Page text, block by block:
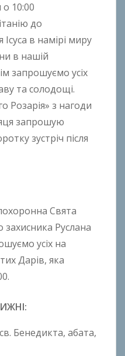
о 10:00
до
в намірі миру
в нашій
запрошуємо усіх
та солодощі.
Розарія» з нагоди
запрошую
зустріч після
Свята
захисника Руслана
усіх на
Дарів, яка
Бенедикта, абата,